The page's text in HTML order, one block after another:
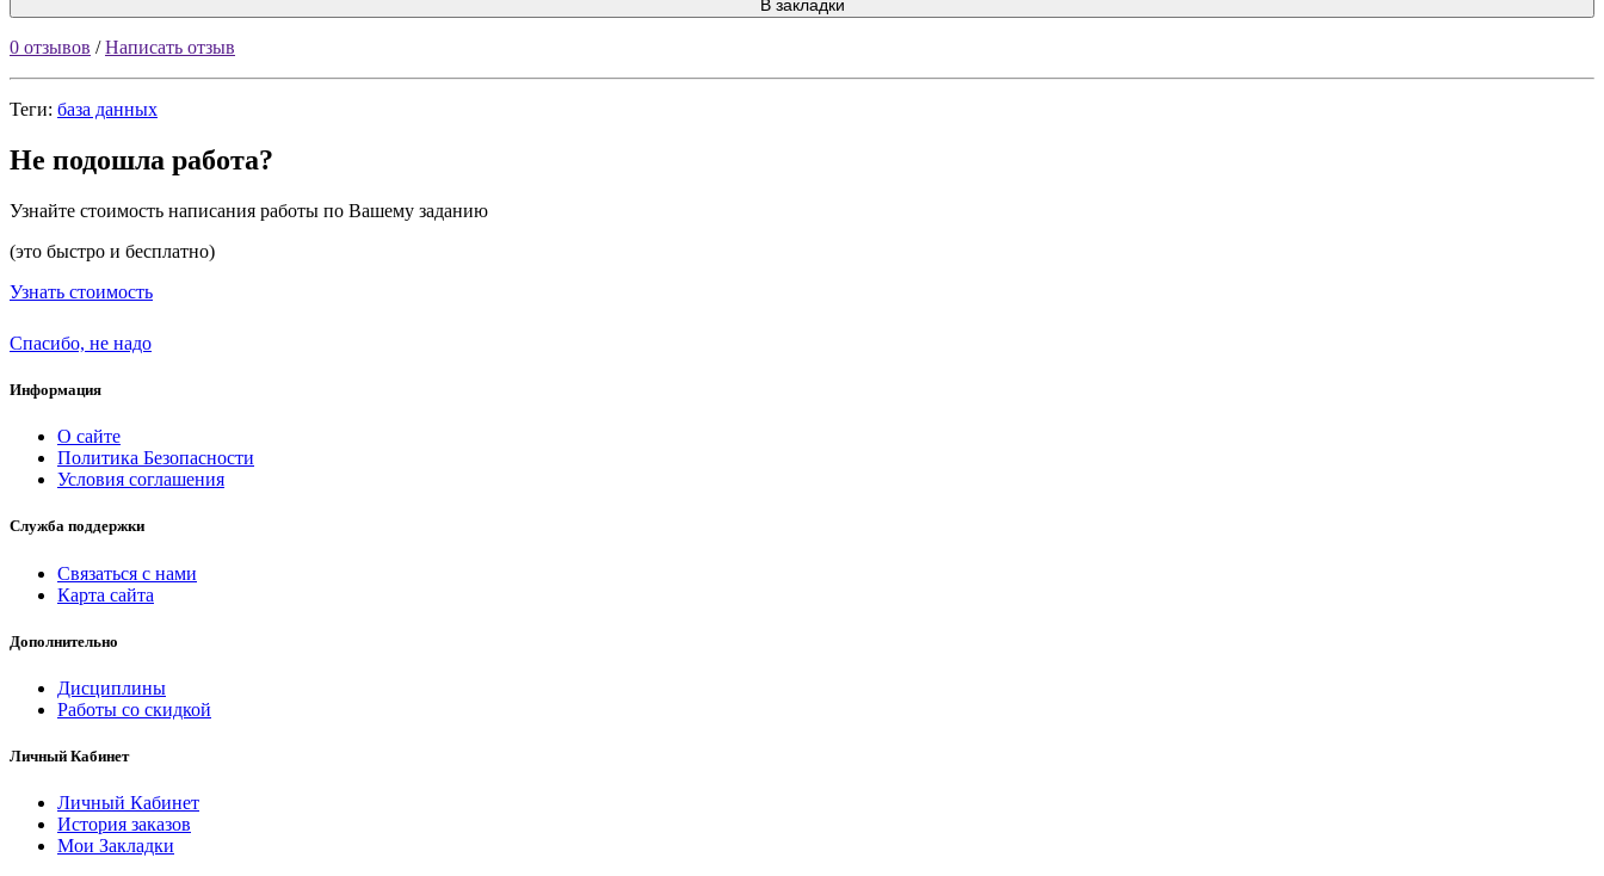
В закладки
0 отзывов /Написать отзыв
Теги: база данных
Не подошла работа?
Узнайте стоимость написания работы по Вашему заданию
(это быстро и бесплатно)
Узнать стоимость
Спасибо, не надо
Информация
О сайте
Политика Безопасности
Условия соглашения
Служба поддержки
Связаться с нами
Карта сайта
Дополнительно
Дисциплины
Работы со скидкой
Личный Кабинет
Личный Кабинет
История заказов
Мои Закладки